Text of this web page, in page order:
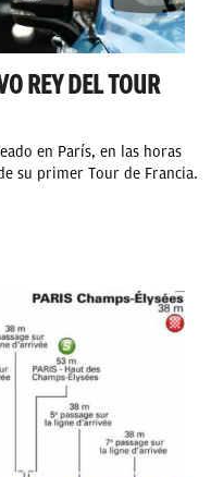
REY DEL TOUR
en París, en las horas
su primer Tour de Francia.